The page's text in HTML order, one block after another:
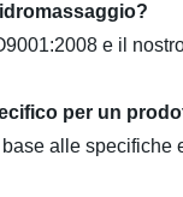
e il
per un
alle